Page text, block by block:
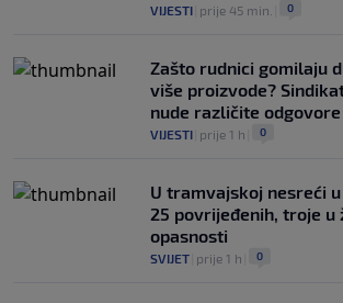
VIJESTI prije 45 min. 0
Zašto rudnici gomilaju
više proizvode?
nude različite odgovore
VIJESTI prije 1 h 0
U tramvajskoj nesreći
25 povrijeđenih, troje u
opasnosti
SVIJET prije 1 h 0